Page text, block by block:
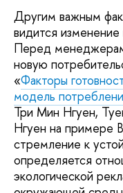
Другим важным
видится
Перед
новую
«Факторы
модель
Три Мин Нгуен,
Нгуен на примере
стремление к
определяется
экологической